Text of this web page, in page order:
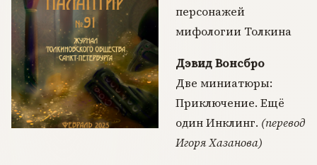
персонажей
мифологии Толкина
Дэвид Вонсбро
Две миниатюры:
Приключение. Ещё
один Инклинг. (перевод
Игоря Хазанова)